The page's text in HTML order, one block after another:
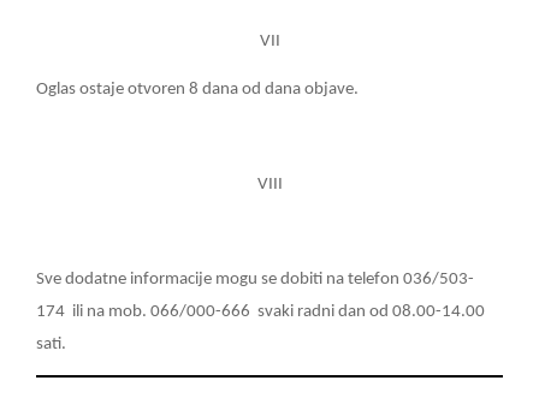
VII
Oglas ostaje otvoren 8 dana od dana objave.
VIII
Sve dodatne informacije mogu se dobiti na telefon 036/503-
174 ili na mob. 066/000-666 svaki radni dan od 08.00-14.00
sati.